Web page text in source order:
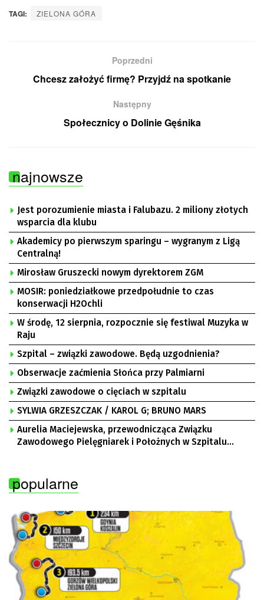
TAGI: ZIELONA GÓRA
Poprzedni
Chcesz założyć firmę? Przyjdź na spotkanie
Następny
Społecznicy o Dolinie Gęśnika
najnowsze
Jest porozumienie miasta i Falubazu. 2 miliony złotych
wsparcia dla klubu
Akademicy po pierwszym sparingu – wygranym z Ligą
Centralną!
Mirosław Gruszecki nowym dyrektorem ZGM
MOSIR: poniedziałkowe przedpołudnie to czas
konserwacji H2Ochli
W środę, 12 sierpnia, rozpocznie się festiwal Muzyka w
Raju
Szpital – związki zawodowe. Będą uzgodnienia?
Obserwacje zaćmienia Słońca przy Palmiarni
Związki zawodowe o cięciach w szpitalu
SYLWIA GRZESZCZAK / KAROL G; BRUNO MARS
Aurelia Maciejewska, przewodnicząca Związku
Zawodowego Pielęgniarek i Położnych w Szpitalu
„Solidarność” Zielona Góra
popularne